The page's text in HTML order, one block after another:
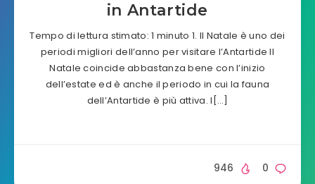
in Antartide
Tempo di lettura stimato: 1 minuto 1. Il Natale è uno dei
periodi migliori dell’anno per visitare l’Antartide Il
Natale coincide abbastanza bene con l’inizio
dell’estate ed è anche il periodo in cui la fauna
dell’Antartide è più attiva. I[…]
0
946